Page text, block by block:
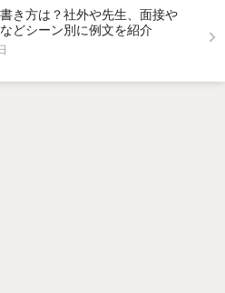
き方は？社外や先生、面接や
どシーン別に例文を紹介